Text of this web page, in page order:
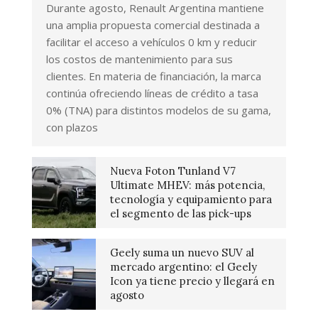
Durante agosto, Renault Argentina mantiene
una amplia propuesta comercial destinada a
facilitar el acceso a vehículos 0 km y reducir
los costos de mantenimiento para sus
clientes. En materia de financiación, la marca
continúa ofreciendo líneas de crédito a tasa
0% (TNA) para distintos modelos de su gama,
con plazos
Nueva Foton Tunland V7
Ultimate MHEV: más potencia,
tecnología y equipamiento para
el segmento de las pick-ups
Geely suma un nuevo SUV al
mercado argentino: el Geely
Icon ya tiene precio y llegará en
agosto